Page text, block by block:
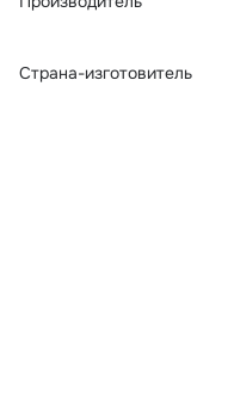
Страна-изготовитель